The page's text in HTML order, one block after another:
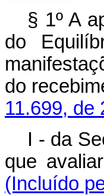
§ 1º A
do
do
11.699, de
I - da
que
(Incluído